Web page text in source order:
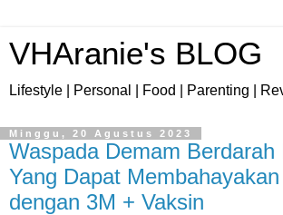
VHAranie's BLOG
Lifestyle | Personal | Food | Parenting |
Minggu, 20 Agustus 2023
Waspada Demam Berdarah
Yang Dapat
dengan 3M + Vaksin